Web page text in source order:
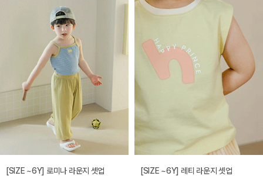
[SIZE ~6Y] 로미나 라운지 셋업 [SIZE ~6Y] 레티 라운지 셋업